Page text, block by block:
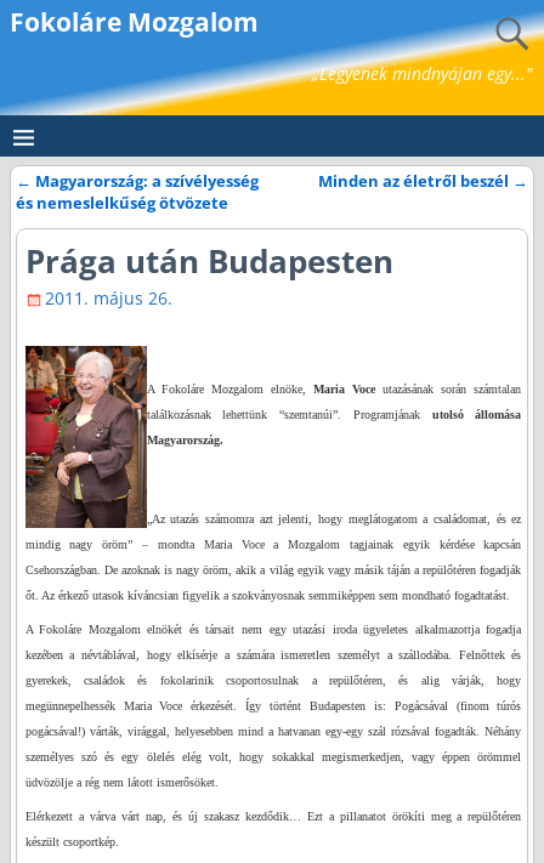
Fokoláre Mozgalom
„Legyenek mindnyájan egy..."
Bejegyzés navigáció
← Magyarország: a szívélyesség
és nemeslelkűség ötvözete
Minden az életről beszél →
Prága után Budapesten
2011. május 26.
A Fokoláre Mozgalom elnöke,Maria Voce utazásának során számtalan
találkozásnak lehettünk “szemtanúi”. Programjának utolsó állomása
Magyarország.
„Az utazás számomra azt jelenti, hogy meglátogatom a családomat, és ez
mindig nagy öröm” – mondta Maria Voce a Mozgalom tagjainak egyik kérdése kapcsán
Csehországban. De azoknak is nagy öröm, akik a világ egyik vagy másik táján a repülőtéren fogadják
őt. Az érkező utasok kíváncsian figyelik a szokványosnak semmiképpen sem mondható fogadtatást.
A Fokoláre Mozgalom elnökét és társait nem egy utazási iroda ügyeletes alkalmazottja fogadja
kezében a névtáblával, hogy elkísérje a számára ismeretlen személyt a szállodába. Felnőttek és
gyerekek, családok és fokolarinik csoportosulnak a repülőtéren, és alig várják, hogy
megünnepelhessék Maria Voce érkezését. Így történt Budapesten is: Pogácsával (finom túrós
pogácsával!) várták, virággal, helyesebben mind a hatvanan egy-egy szál rózsával fogadták. Néhány
személyes szó és egy ölelés elég volt, hogy sokakkal megismerkedjen, vagy éppen örömmel
üdvözölje a rég nem látott ismerősöket.
Elérkezett a várva várt nap, és új szakasz kezdődik… Ezt a pillanatot örökíti meg a repülőtéren
készült csoportkép.